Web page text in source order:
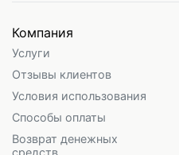
Компания
Услуги
Отзывы клиентов
Условия использования
Способы оплаты
Возврат денежных